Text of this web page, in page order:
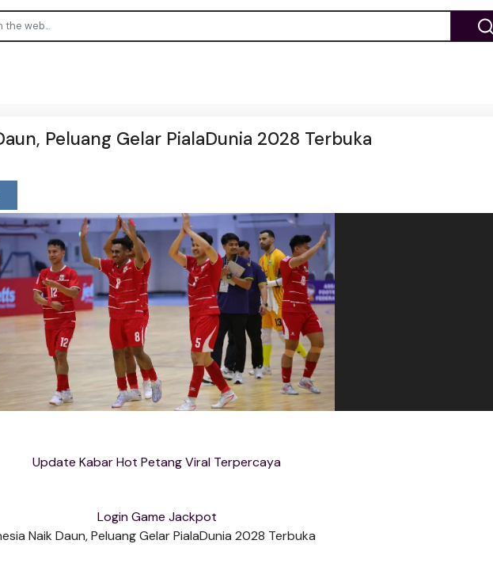
Peluang Gelar PialaDunia 2028 Terbuka
Update Kabar Hot Petang Viral Terpercaya
Login Game Jackpot
Naik Daun, Peluang Gelar PialaDunia 2028 Terbuka